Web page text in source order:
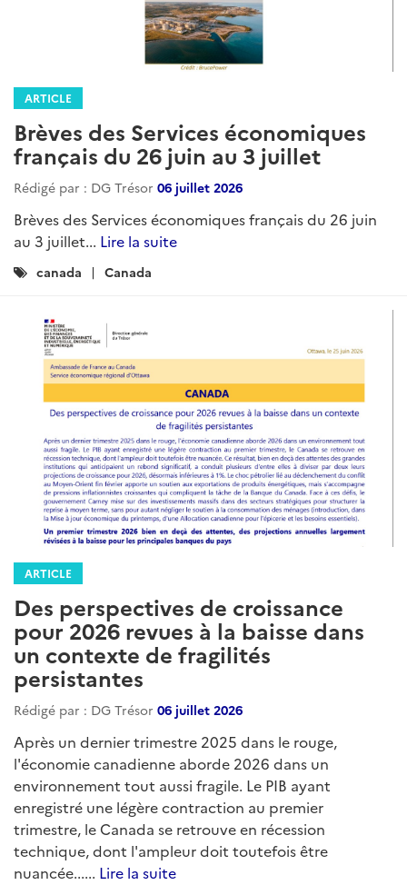
ARTICLE
Brèves des Services économiques
français du 26 juin au 3 juillet
Rédigé par : DG Trésor 06 juillet 2026
Brèves des Services économiques français du 26 juin
au 3 juillet... Lire la suite
Catégories
canada Canada
ARTICLE
Des perspectives de croissance
pour 2026 revues à la baisse dans
un contexte de fragilités
persistantes
Rédigé par : DG Trésor 06 juillet 2026
Après un dernier trimestre 2025 dans le rouge,
l'économie canadienne aborde 2026 dans un
environnement tout aussi fragile. Le PIB ayant
enregistré une légère contraction au premier
trimestre, le Canada se retrouve en récession
technique, dont l'ampleur doit toutefois être
nuancée...... Lire la suite